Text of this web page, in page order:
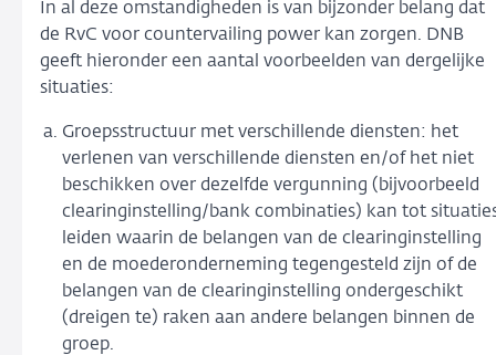
In al deze omstandigheden is van bijzonder belang dat
de RvC voor countervailing power kan zorgen. DNB
geeft hieronder een aantal voorbeelden van dergelijke
situaties:
Groepsstructuur met verschillende diensten: het
verlenen van verschillende diensten en/of het niet
beschikken over dezelfde vergunning (bijvoorbeeld
clearinginstelling/bank combinaties) kan tot
leiden waarin de belangen van de clearinginstelling
en de moederonderneming tegengesteld zijn of de
belangen van de clearinginstelling ondergeschikt
(dreigen te) raken aan andere belangen binnen de
groep.